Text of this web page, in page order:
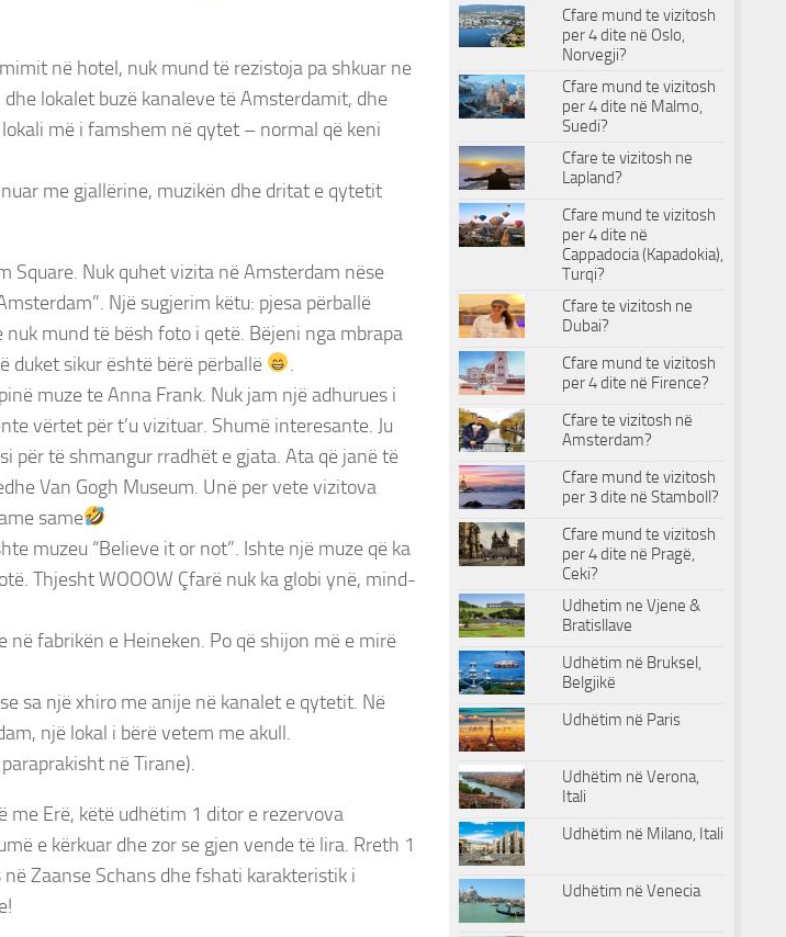
në hotel, nuk mund të rezistoja pa shkuar ne
lokalet buzë kanaleve të Amsterdamit, dhe
më i famshem në qytet – normal që keni
me gjallërine, muzikën dhe dritat e qytetit
Square. Nuk quhet vizita në Amsterdam nëse
Një sugjerim këtu: pjesa përballë
mund të bësh foto i qetë. Bëjeni nga mbrapa
duket sikur është bërë përballë
.
muze te Anna Frank. Nuk jam një adhurues i
vërtet për t’u vizituar. Shumë interesante. Ju
për të shmangur rradhët e gjata. Ata që janë të
Van Gogh Museum. Unë per vete vizitova
same
muzeu “Believe it or not”. Ishte një muze që ka
Thjesht WOOOW Çfarë nuk ka globi ynë, mind-
fabrikën e Heineken. Po që shijon më e mirë
sa një xhiro me anije në kanalet e qytetit. Në
një lokal i bërë vetem me akull.
në Tirane).
me Erë, këtë udhëtim 1 ditor e rezervova
e kërkuar dhe zor se gjen vende të lira. Rreth 1
Zaanse Schans dhe fshati karakteristik i
Cfare mund te vizitosh
per 4 dite në Oslo,
Norvegji?
Cfare mund te vizitosh
per 4 dite në Malmo,
Suedi?
Cfare te vizitosh ne
Lapland?
Cfare mund te vizitosh
per 4 dite në
Cappadocia (Kapadokia),
Turqi?
Cfare te vizitosh ne
Dubai?
Cfare mund te vizitosh
per 4 dite në Firence?
Cfare te vizitosh në
Amsterdam?
Cfare mund te vizitosh
per 3 dite në Stamboll?
Cfare mund te vizitosh
per 4 dite në Pragë,
Ceki?
Udhetim ne Vjene &
Bratisllave
Udhëtim në Bruksel,
Belgjikë
Udhëtim në Paris
Udhëtim në Verona,
Itali
Udhëtim në Milano, Itali
Udhëtim në Venecia